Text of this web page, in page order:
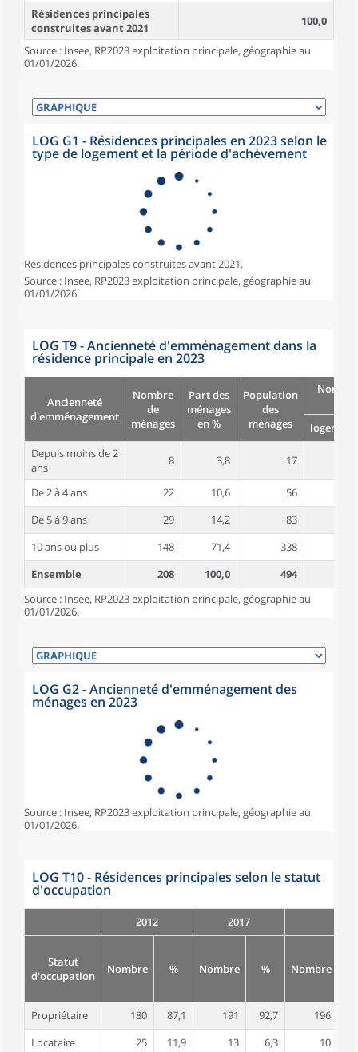
Résidences principales
construites avant 2021
100,0
Source : Insee, RP2023 exploitation principale, géographie au
01/01/2026.
LOG G1 - Résidences principales en 2023 selon le
type de logement et la période d'achèvement
Résidences principales construites avant 2021.
Source : Insee, RP2023 exploitation principale, géographie au
01/01/2026.
LOG T9 - Ancienneté d'emménagement dans la
résidence principale en 2023
Ancienneté
d'emménagement
Nombre
de
ménages
Part des
ménages
en %
Population
des
ménages
logement
Depuis moins de 2
ans
8 3,8 17
De 2 à 4 ans 22 10,6 56
De 5 à 9 ans
29 14,2 83
10 ans ou plus
148 71,4 338
Ensemble
208 100,0 494
Source : Insee, RP2023 exploitation principale, géographie au
01/01/2026.
LOG G2 - Ancienneté d'emménagement des
ménages en 2023
Source : Insee, RP2023 exploitation principale, géographie au
01/01/2026.
LOG T10 - Résidences principales selon le statut
d'occupation
2012 2017
Statut
d'occupation
Nombre % Nombre % Nombre
Propriétaire 180 87,1 191 92,7 196
Locataire
25 11,9 13 6,3 10